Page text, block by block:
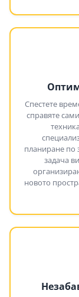
Спестете
справяте
планиране по
задача
новото